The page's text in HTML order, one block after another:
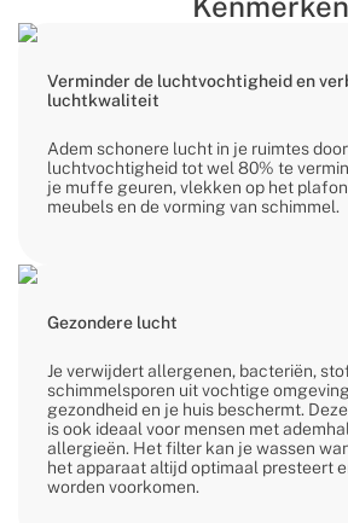
Verminder de luchtvochtigheid en
luchtkwaliteit
Adem schonere lucht in je ruimtes
luchtvochtigheid tot wel 80% te
je muffe geuren, vlekken op het
meubels en de vorming van schimmel.
Gezondere lucht
Je verwijdert allergenen, bacteriën,
schimmelsporen uit vochtige
gezondheid en je huis beschermt.
is ook ideaal voor mensen met
allergieën. Het filter kan je wassen
het apparaat altijd optimaal presteert
worden voorkomen.